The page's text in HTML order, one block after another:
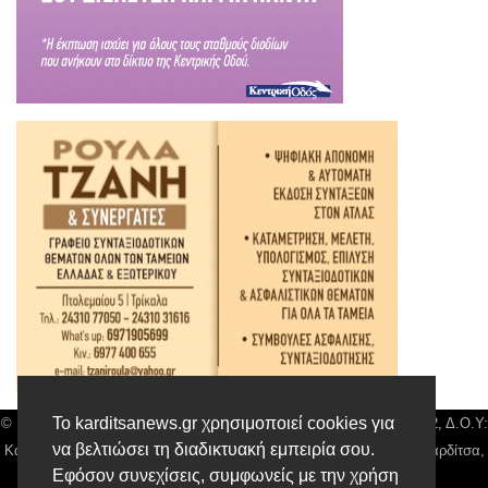
Το karditsanews.gr χρησιμοποιεί cookies για
να βελτιώσει τη διαδικτυακή εμπειρία σου.
Εφόσον συνεχίσεις, συμφωνείς με την χρήση
© Karditsa News | Διακριτικός Τίτλος: Orion Media, ΑΦΜ: 043750542, Δ.Ο.Υ:
Καρδίτσας, Αρ. Γεμή: 018804431000, Δ/νση: Διάκου 10 τ.κ 43132 Καρδίτσα,
Τηλ: 24410 42500, email:news@karditsanews.gr.